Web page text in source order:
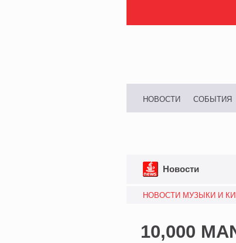
НОВОСТИ СОБЫТИЯ
Новости
НОВОСТИ МУЗЫКИ И
10,000